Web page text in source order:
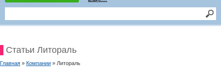
Статьи Литораль
Главная » Компании » Литораль